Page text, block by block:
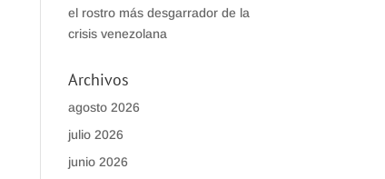
el rostro más desgarrador de la
crisis venezolana
Archivos
agosto 2026
julio 2026
junio 2026